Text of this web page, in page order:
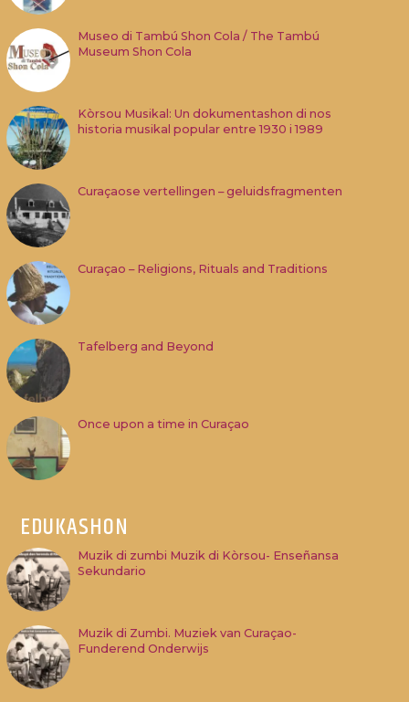
Museo di Tambú Shon Cola / The Tambú
Museum Shon Cola
Kòrsou Musikal: Un dokumentashon di nos
historia musikal popular entre 1930 i 1989
Curaçaose vertellingen – geluidsfragmenten
Curaçao – Religions, Rituals and Traditions
Tafelberg and Beyond
Once upon a time in Curaçao
EDUKASHON
Muzik di zumbi Muzik di Kòrsou- Enseñansa
Sekundario
Muzik di Zumbi. Muziek van Curaçao-
Funderend Onderwijs